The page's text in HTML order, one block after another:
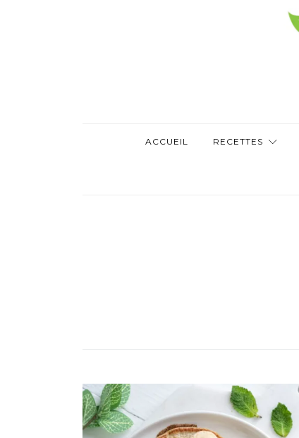
ACCUEIL RECETTES